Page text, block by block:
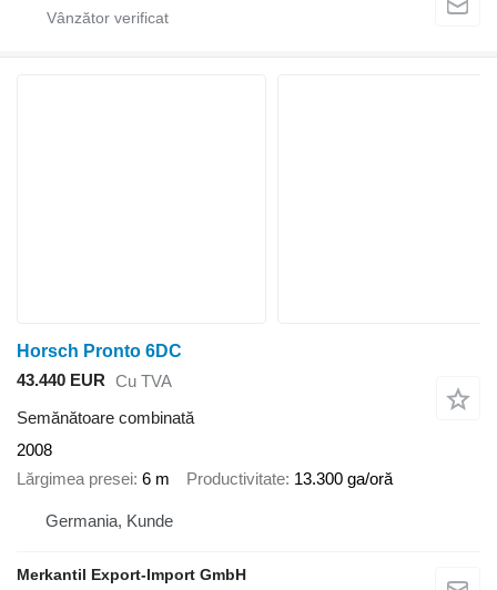
Horsch Pronto 6DC
43.440 EUR Cu TVA
Semănătoare combinată
2008
Lărgimea presei 6 m Productivitate 13.300 ga/oră
Germania, Kunde
Merkantil Export-Import GmbH